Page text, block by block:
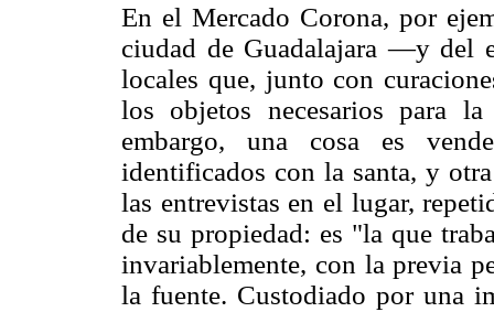
En el Mercado Corona, por
ciudad de Guadalajara —y del
locales que, junto con
los objetos necesarios para
embargo, una cosa es
identificados con la santa, y
las entrevistas en el lugar,
de su propiedad: es "la que
invariablemente, con la previa
la fuente. Custodiado por una